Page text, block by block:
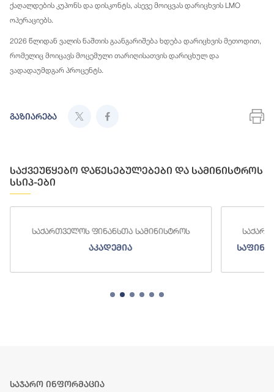
ქაღალდების კუპონს და დისკონტს, ასევე მოიცვას დარიცხვის LMO
ოპერაციებს.
2026 წლიდან ვალის ნაშთის გაანგარიშება ხდება დარიცხვის მეთოდით,
რომელიც მოიცავს მოცემული თარიღისათვის დარიცხულ და
ვადადაუმდგარ პროცენტს.
გაზიარება
საქვეუწყებო დაწესებულებები და სამინისტროს
სსიპ-ები
საქართველოს ფინანსთა სამინისტროს
აკადემია
საჯარო ინფორმაცია